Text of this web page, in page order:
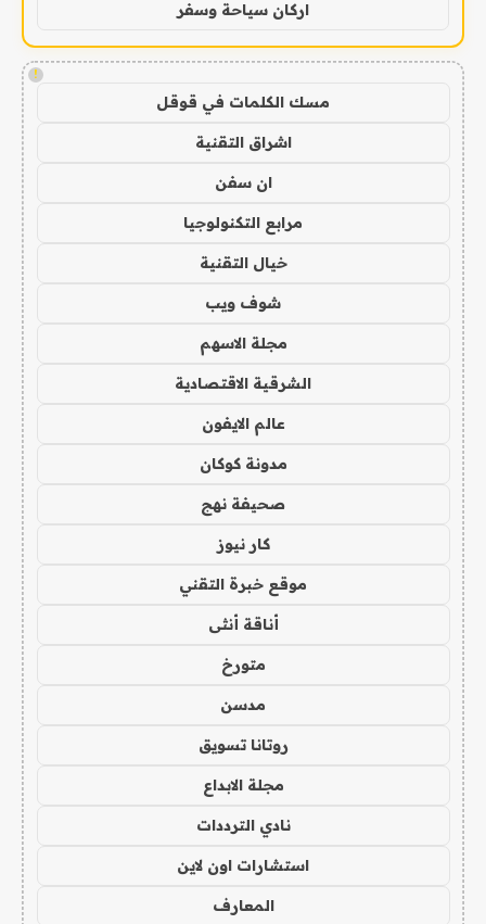
اركان سياحة وسفر
!
مسك الكلمات في قوقل
اشراق التقنية
ان سفن
مرابع التكنولوجيا
خيال التقنية
شوف ويب
مجلة الاسهم
الشرقية الاقتصادية
عالم الايفون
مدونة كوكان
صحيفة نهج
كار نيوز
موقع خبرة التقني
أناقة أنثى
متورخ
مدسن
روتانا تسويق
مجلة الابداع
نادي الترددات
استشارات اون لاين
المعارف